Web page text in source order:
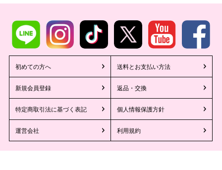
初めての方へ 送料とお支払い方法
新規会員登録 返品・交換
特定商取引法に基づく表記 個人情報保護方針
運営会社 利用規約